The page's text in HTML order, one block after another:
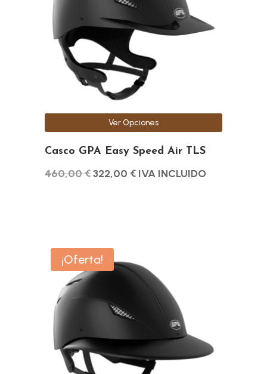
Casco GPA Easy Speed Air TLS
460,00€El
322,00 €ElIVA INCLUIDO
Ver Opciones
variantes.
opciones
pueden
la
¡Oferta!
Este
producto
múltiples
variantes.
Las
opciones